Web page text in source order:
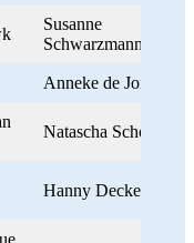
Susanne
Schwarzmann
Anneke de Jong
Natascha Schoepe
Hanny Deckert